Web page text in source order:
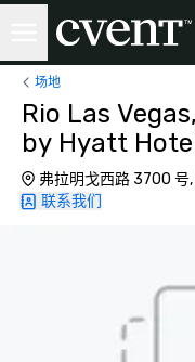
场地
Rio Las
by Hyatt
弗拉明戈西路 3700 号
联系我们